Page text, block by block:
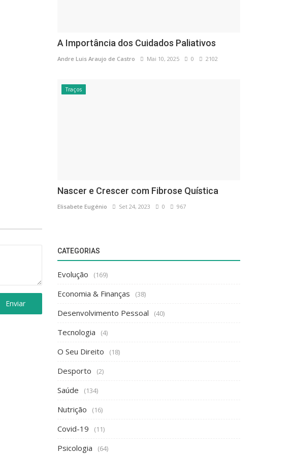
Enviar
A Importância dos Cuidados Paliativos
Andre Luis Araujo de Castro Mai 10, 2025 0 2102
Traços
Nascer e Crescer com Fibrose Quística
Elisabete Eugénio Set 24, 2023 0 967
CATEGORIAS
Evolução (169)
Economia & Finanças (38)
Desenvolvimento Pessoal (40)
Tecnologia (4)
O Seu Direito (18)
Desporto (2)
Saúde (134)
Nutrição (16)
Covid-19 (11)
Psicologia (64)